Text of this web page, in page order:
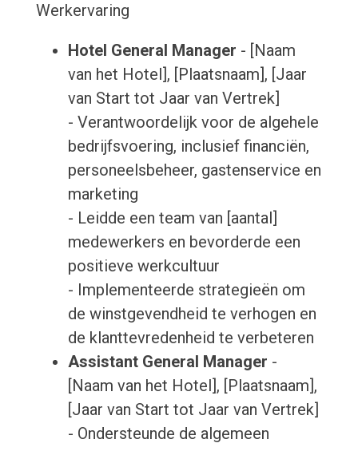
Werkervaring
Hotel General Manager - [Naam
van het Hotel], [Plaatsnaam], [Jaar
van Start tot Jaar van Vertrek]
- Verantwoordelijk voor de algehele
bedrijfsvoering, inclusief financiën,
personeelsbeheer, gastenservice en
marketing
- Leidde een team van [aantal]
medewerkers en bevorderde een
positieve werkcultuur
- Implementeerde strategieën om
de winstgevendheid te verhogen en
de klanttevredenheid te verbeteren
Assistant General Manager -
[Naam van het Hotel], [Plaatsnaam],
[Jaar van Start tot Jaar van Vertrek]
- Ondersteunde de algemeen